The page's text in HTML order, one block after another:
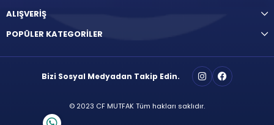
ALIŞVERİŞ
POPÜLER KATEGORİLER
Bizi Sosyal Medyadan Takip Edin.
© 2023 CF MUTFAK Tüm hakları saklıdır.